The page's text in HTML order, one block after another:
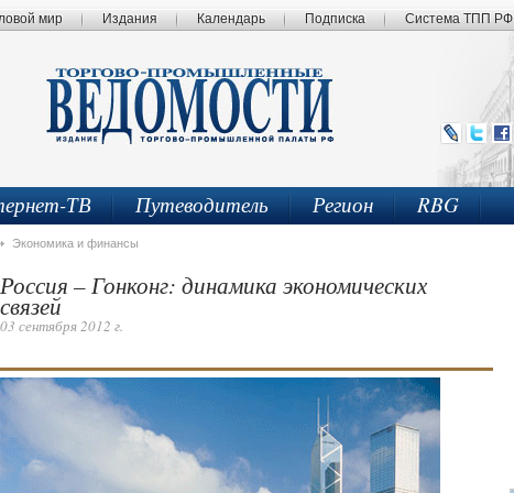
мир Издания Календарь Подписка Система ТПП РФ
ТВ Путеводитель Регион RBG
Экономика и финансы
Россия – Гонконг: динамика экономических
связей
03 сентября 2012 г.